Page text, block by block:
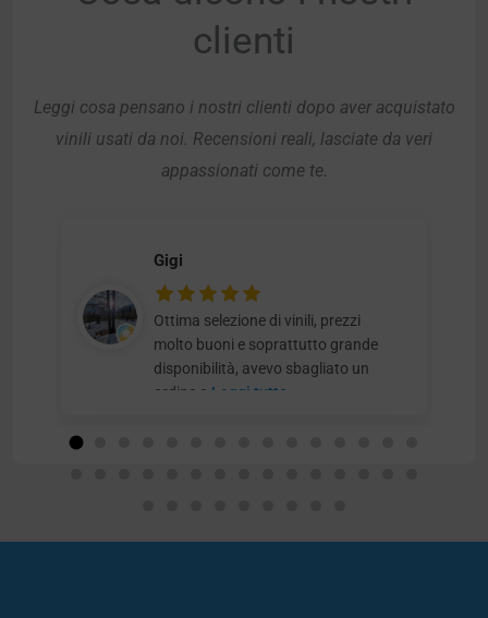
clienti
Leggi cosa pensano i nostri clienti dopo aver acquistato
vinili usati da noi. Recensioni reali, lasciate da veri
appassionati come te.
Gigi
Ottima selezione di vinili, prezzi
molto buoni e soprattutto grande
disponibilità, avevo sbagliato un
ordine e Leggi tutto